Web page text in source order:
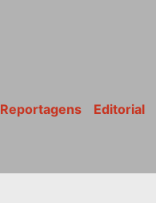
Editorial
Reportagens